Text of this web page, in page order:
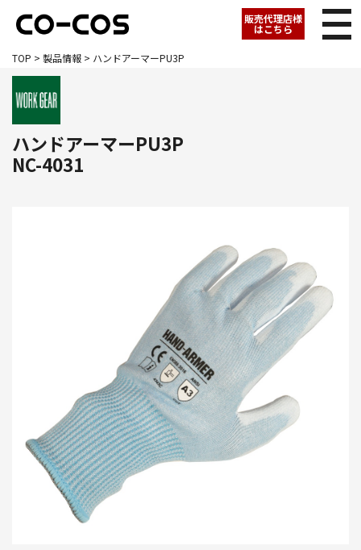
販売代理店様
はこちら
TOP > 製品情報 > ハンドアーマーPU3P
ハンドアーマーPU3P
NC-4031